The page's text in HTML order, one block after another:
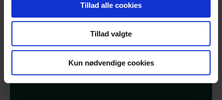
Tillad alle cookies
Tillad valgte
Kun nødvendige cookies
fuldgennemsigtighed i vores
arbejde, så du altid er sikret den
bedste mulige indsigt i dine
Læs mere om vores rådgivning her